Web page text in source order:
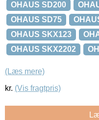
OHAUS SD200
OHAUS SD75
OHAUS SKX123
OHAUS SKX2202
(Læs mere)
kr. (Vis fragtpris)